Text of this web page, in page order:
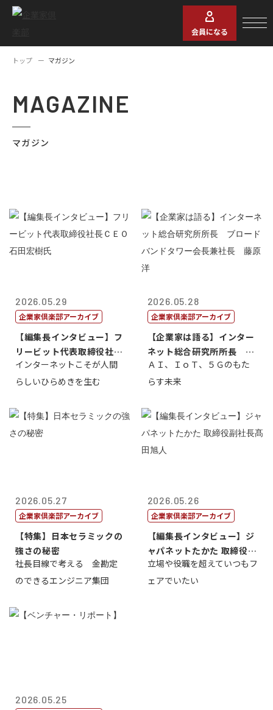
会員になる
トップ マガジン
MAGAZINE
マガジン
2026.05.29
企業家倶楽部アーカイブ
【編集長インタビュー】フ
リービット代表取締役社長
ＣＥＯ 石田...
インターネットこそが人間
らしいひらめきを生む
2026.05.28
企業家倶楽部アーカイブ
【企業家は語る】インター
ネット総合研究所所長 ブ
ロードバンド...
ＡＩ、ＩｏＴ、５Ｇのもた
らす未来
2026.05.27
企業家倶楽部アーカイブ
【特集】日本セラミックの
強さの秘密
社長目線で考える 金勘定
のできるエンジニア集団
2026.05.26
企業家倶楽部アーカイブ
【編集長インタビュー】ジ
ャパネットたかた 取締役副
社長髙田旭...
立場や役職を超えていつもフ
ェアでいたい
2026.05.25